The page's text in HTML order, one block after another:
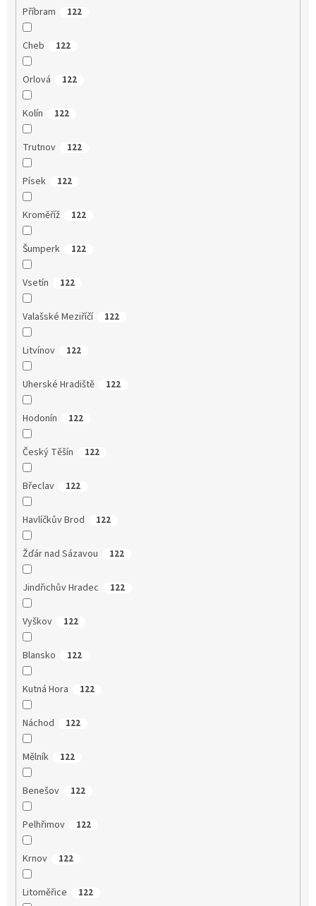
Příbram 122
Cheb 122
Orlová 122
Kolín 122
Trutnov 122
Písek 122
Kroměříž 122
Šumperk 122
Vsetín 122
Valašské Meziříčí 122
Litvínov 122
Uherské Hradiště 122
Hodonín 122
Český Těšín 122
Břeclav 122
Havlíčkův Brod 122
Žďár nad Sázavou 122
Jindřichův Hradec 122
Vyškov 122
Blansko 122
Kutná Hora 122
Náchod 122
Mělník 122
Benešov 122
Pelhřimov 122
Krnov 122
Litoměřice 122